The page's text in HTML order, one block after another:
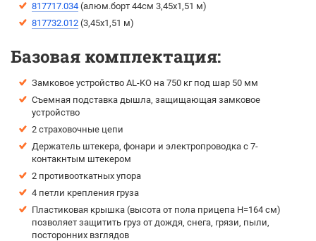
817717.034 (алюм.борт 44см 3,45х1,51 м)
817732.012 (3,45х1,51 м)
Базовая комплектация:
Замковое устройство AL-KO на 750 кг под шар 50 мм
Съемная подставка дышла, защищающая замковое
устройство
2 страховочные цепи
Держатель штекера, фонари и электропроводка с 7-
контакнтым штекером
2 противооткатных упора
4 петли крепления груза
Пластиковая крышка (высота от пола прицепа H=164 см)
позволяет защитить груз от дождя, снега, грязи, пыли,
посторонних взглядов